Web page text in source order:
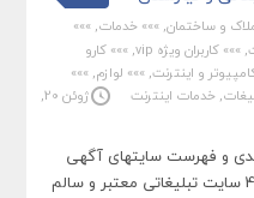
و ساختمان, »»» خدمات,
»»»
, »»» کاربران ویژه vip , »»» کارو
و اینترنت, »»» لوازم,
»»»
, خدمات اینترنت
ژوئن 20,
و فهرست سایتهای آگهی
رایگان فعال شامل 470 سایت تبلیغاتی معتبر و سالم